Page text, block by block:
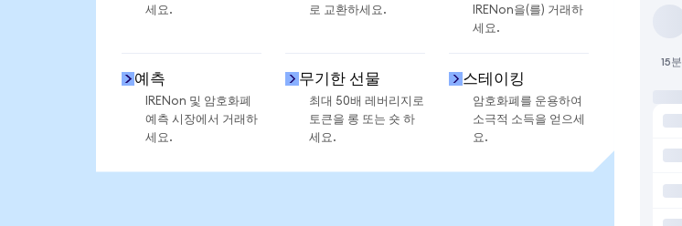
세요.
로 교환하세요.
IRENon을(를) 거래하
세요.
예측
IRENon 및 암호화폐
예측 시장에서 거래하
세요.
무기한 선물
최대 50배 레버리지로
토큰을 롱 또는 숏 하
세요.
스테이킹
암호화폐를 운용하여
소극적 소득을 얻으세
요.
15분